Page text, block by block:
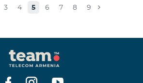
3 4 5 6 7 8 9